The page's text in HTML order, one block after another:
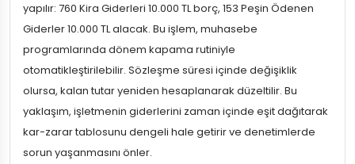
yapılır: 760 Kira Giderleri 10.000 TL borç, 153 Peşin Ödenen
Giderler 10.000 TL alacak. Bu işlem, muhasebe
programlarında dönem kapama rutiniyle
otomatikleştirilebilir. Sözleşme süresi içinde değişiklik
olursa, kalan tutar yeniden hesaplanarak düzeltilir. Bu
yaklaşım, işletmenin giderlerini zaman içinde eşit dağıtarak
kar-zarar tablosunu dengeli hale getirir ve denetimlerde
sorun yaşanmasını önler.